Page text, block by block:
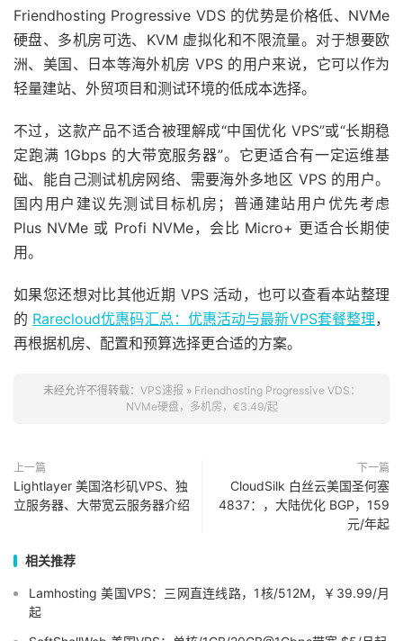
Friendhosting Progressive VDS 的优势是价格低、NVMe
硬盘、多机房可选、KVM 虚拟化和不限流量。对于想要欧
洲、美国、日本等海外机房 VPS 的用户来说，它可以作为
轻量建站、外贸项目和测试环境的低成本选择。
不过，这款产品不适合被理解成“中国优化 VPS”或“长期稳
定跑满 1Gbps 的大带宽服务器”。它更适合有一定运维基
础、能自己测试机房网络、需要海外多地区 VPS 的用户。
国内用户建议先测试目标机房；普通建站用户优先考虑
Plus NVMe 或 Profi NVMe，会比 Micro+ 更适合长期使
用。
如果您还想对比其他近期 VPS 活动，也可以查看本站整理
的 Rarecloud优惠码汇总：优惠活动与最新VPS套餐整理，
再根据机房、配置和预算选择更合适的方案。
未经允许不得转载： VPS速报 » Friendhosting Progressive VDS：
NVMe硬盘，多机房，€3.49/起
上一篇
Lightlayer 美国洛杉矶VPS、独
立服务器、大带宽云服务器介绍
下一篇
CloudSilk 白丝云美国圣何塞
4837：，大陆优化 BGP，159
元/年起
相关推荐
Lamhosting 美国VPS：三网直连线路，1核/512M，￥39.99/月
起